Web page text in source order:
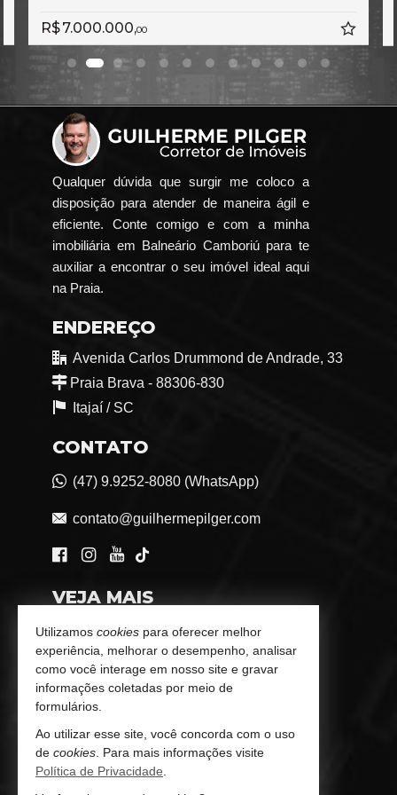
R$ 7.000.000,00
Qualquer dúvida que surgir me coloco a
disposição para atender de maneira ágil e
eficiente. Conte comigo e com a minha
imobiliária em Balneário Camboriú para te
auxiliar a encontrar o seu imóvel ideal aqui
na Praia.
ENDEREÇO
Avenida Carlos Drummond de Andrade, 33
Praia Brava - 88306-830
Itajaí / SC
CONTATO
(47) 9.9252-8080 (WhatsApp)
contato@guilhermepilger.com
VEJA MAIS
Consultoria Imobiliária Personalizada
trabalhe conosco
Indicadores Financeiros
Imóveis Favoritos
Mapa de Imóveis
Utilizamos cookies para oferecer melhor
experiência, melhorar o desempenho, analisar
como você interage em nosso site e gravar
informações coletadas por meio de
formulários.
Ao utilizar esse site, você concorda com o uso
de cookies . Para mais informações visite
Política de Privacidade